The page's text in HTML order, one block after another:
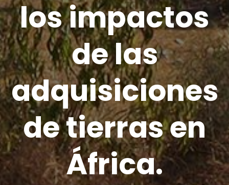
los impactos
de las
adquisiciones
de tierras en
África.